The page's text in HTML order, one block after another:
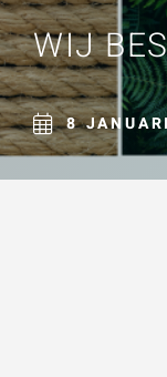
Naam*
E-mailadres*
WIJ
8